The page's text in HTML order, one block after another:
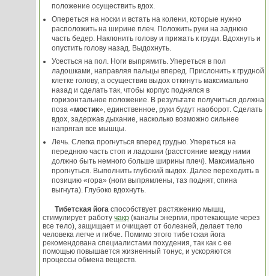
положение осуществить вдох.
Опереться на носки и встать на колени, которые нужно
расположить на ширине плеч. Положить руки на заднюю
часть бедер. Наклонить голову и прижать к груди. Вдохнуть и
опустить голову назад. Выдохнуть.
Усесться на пол. Ноги выпрямить. Упереться в пол
ладошками, направляя пальцы вперед. Прислонить к грудной
клетке голову, а осуществив выдох откинуть максимально
назад и сделать так, чтобы корпус поднялся в
горизонтальное положение. В результате получиться должна
поза «мостик», единственное, руки будут наоборот. Сделать
вдох, задержав дыхание, насколько возможно сильнее
напрягая все мышцы.
Лечь. Слегка прогнуться вперед грудью. Упереться на
переднюю часть стоп и ладошки (расстояние между ними
должно быть немного больше ширины плеч). Максимально
прогнуться. Выполнить глубокий выдох. Далее переходить в
позицию «гора» (ноги выпрямлены, таз поднят, спина
выгнута). Глубоко вдохнуть.
Тибетская йога способствует растяжению мышц,
стимулирует работу чакр (каналы энергии, протекающие через
все тело), защищает и очищает от болезней, делает тело
человека легче и гибче. Помимо этого тибетская йога
рекомендована специалистами похудения, так как с ее
помощью повышается жизненный тонус, и ускоряются
процессы обмена веществ.